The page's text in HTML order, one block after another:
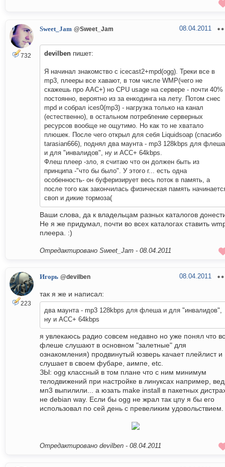
732
Sweet_Jam @Sweet_Jam 08.04.2011
devilben пишет:
Я начинал знакомство с icecast2+mpd(ogg). Треки все в
mp3, плееры все хавают, в том числе WMP(чего не
скажешь про AAC+) но CPU usage на сервере - почти 40%
постоянно, вероятно из за енкодинга на лету. Потом снес
mpd и собрал ices0(mp3) - нагрузка только на канал
(естественно), в остальном потребление серверных
ресурсов вообще не ощутимо. Но как то не хватало
плюшек. После чего открыл для себя Liquidsoap (спасибо
tarasian666), поднял два маунта - mp3 128kbps для флеша
и для "инвалидов", ну и ACC+ 64kbps.
Флеш плеер -зло, я считаю что он должен быть из
принципа -"что бы было". У этого г... есть одна
особенность- он буферизирует весь поток в память, а
после того как закончилась физическая память
своп и дикие тормоза(
Ваши слова, да к владельцам разных каталогов
Не я же придумал, почти во всех каталогах ставить
плеера. :)
Отредактировано Sweet_Jam - 08.04.2011
223
Игорь @devilben 08.04.2011
так я же и написал:
два маунта - mp3 128kbps для флеша и для "инвалидов",
ну и ACC+ 64kbps
я увлекаюсь радио совсем недавно но уже понял что
флеше слушают в основном "залетные" для
ознакомления) продвинутый юзверь качает плейлист и
слушает в своем фубаре, аимпе, etc.
ЗЫ: ogg классный в том плане что с ним минимум
телодвижений при настройке в линуксах например,
мп3 выпилили... а юзать make install в пакетных
не debian way. Если бы ogg не жрал так цпу я бы его
использовал по сей день с превеликим удовольствием.
Отредактировано devilben - 08.04.2011